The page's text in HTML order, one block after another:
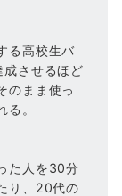
る高校生バ
させるほど
のまま使っ
。
た人を30分
り、20代の